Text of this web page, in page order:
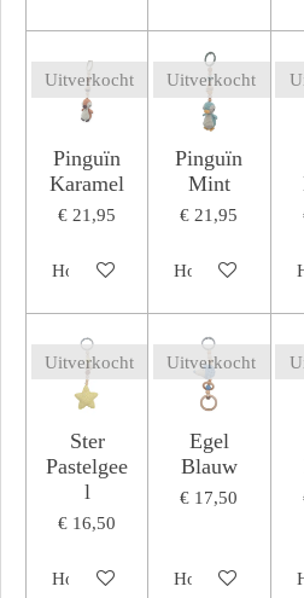
Uitverkocht
Pinguïn
Karamel
€ 21,95
Houd mij op de hoogte
Uitverkocht
Pinguïn
Mint
€ 21,95
Houd mij op de
Uitverkocht
Ster
Pastelgee
l
€ 16,50
Houd mij op de hoogte
Uitverkocht
Egel
Blauw
€ 17,50
Houd mij op de